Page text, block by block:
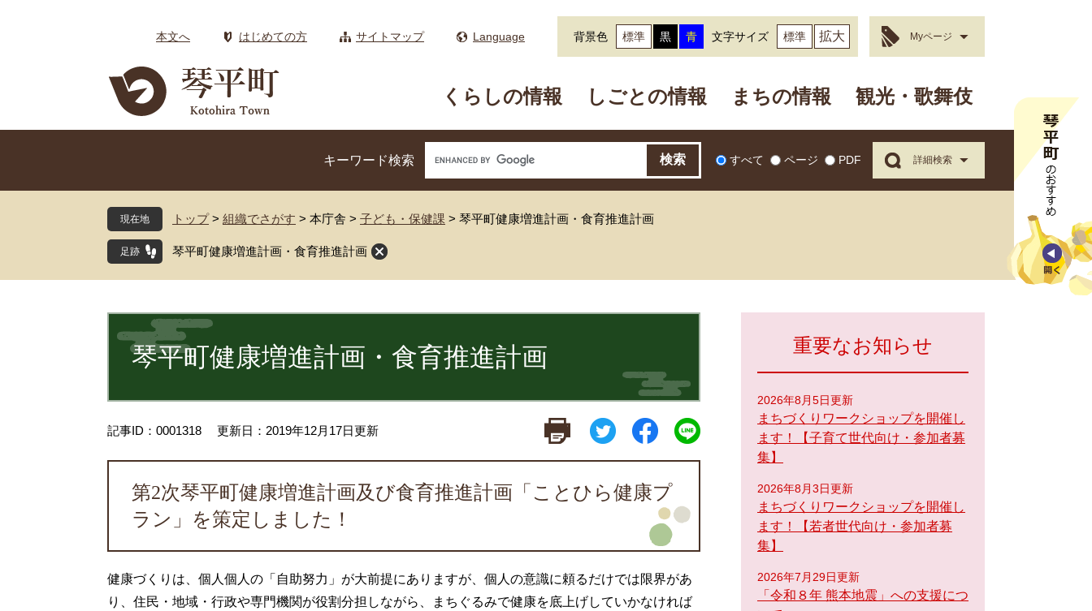
本文へ はじめての方 サイトマップ Language 背景色 標準 黒 青 文字サイズ 標準 拡大 Myページ
くらしの情報 しごとの情報 まちの情報 観光・歌舞伎
キーワード検索 すべて ページ PDF 詳細検索
現在地 トップ > 組織でさがす > 本庁舎 > 子ども・保健課 > 琴平町健康増進計画・食育推進計画
琴平町健康増進計画・食育推進計画
文
琴平町健康増進計画・食育推進計画
記事ID：0001318 更新日：2019年12月17日更新
第2次琴平町健康増進計画及び食育推進計画「ことひら健康プ
ラン」を策定しました！
健康づくりは、個人個人の「自助努力」が大前提にありますが、個人の意識に頼るだけでは限界があ
り、住民・地域・行政や専門機関が役割分担しながら、まちぐるみで健康を底上げしていかなければ
重要なお知らせ
2026年8月5日更新
まちづくりワークショップを開催し
ます！【子育て世代向け・参加者募
集】
2026年8月3日更新
まちづくりワークショップを開催し
ます！【若者世代向け・参加者募
集】
2026年7月29日更新
「令和８年 熊本地震」への支援につ